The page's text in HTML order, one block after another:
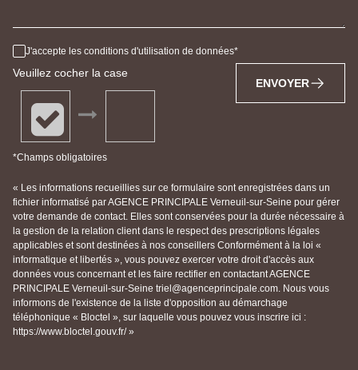
J'accepte les conditions d'utilisation de données
Veuillez cocher la case
*Champs obligatoires
ENVOYER
« Les informations recueillies sur ce formulaire sont enregistrées dans un
fichier informatisé par AGENCE PRINCIPALE Verneuil-sur-Seine pour gérer
votre demande de contact. Elles sont conservées pour la durée nécessaire à
la gestion de la relation client dans le respect des prescriptions légales
applicables et sont destinées à nos conseillers Conformément à la loi «
informatique et libertés », vous pouvez exercer votre droit d'accès aux
données vous concernant et les faire rectifier en contactant AGENCE
PRINCIPALE Verneuil-sur-Seine triel@agenceprincipale.com. Nous vous
informons de l'existence de la liste d'opposition au démarchage
téléphonique « Bloctel », sur laquelle vous pouvez vous inscrire ici :
https://www.bloctel.gouv.fr/ »